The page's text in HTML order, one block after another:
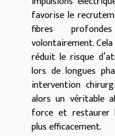
favorise le
fibres
volontairement.
réduit le risque
lors de longues
intervention
alors un véritable
force et restaurer
plus efficacement.